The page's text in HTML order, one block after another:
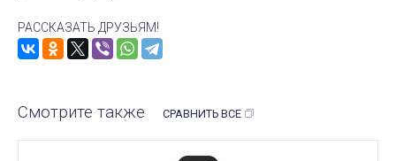
РАССКАЗАТЬ ДРУЗЬЯМ!
Смотрите также СРАВНИТЬ ВСЕ